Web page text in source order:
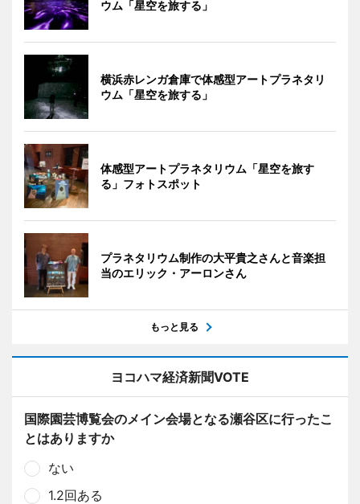
ウム「星空を旅する」
横浜赤レンガ倉庫で体感型アートプラネタリ
ウム「星空を旅する」
体感型アートプラネタリウム「星空を旅す
る」フォトスポット
プラネタリウム制作の大平貴之さんと音楽担
当のエリック・アーロンさん
もっと見る
ヨコハマ経済新聞VOTE
国際園芸博覧会のメイン会場となる瀬谷区に行ったこ
とはありますか
ない
1.2回ある